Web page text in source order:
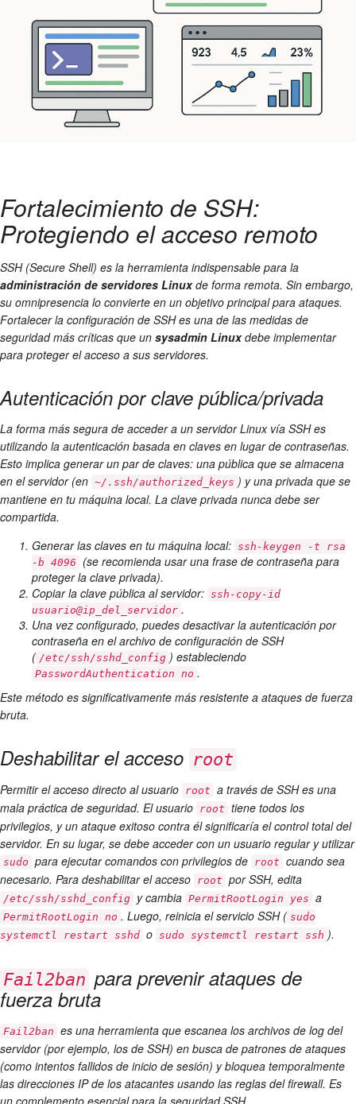
Fortalecimiento de SSH:
Protegiendo el acceso remoto
SSH (Secure Shell) es la herramienta indispensable para la
administración de servidores Linuxde forma remota. Sin embargo,
su omnipresencia lo convierte en un objetivo principal para ataques.
Fortalecer la configuración de SSH es una de las medidas de
seguridad más críticas que un sysadmin Linuxdebe implementar
para proteger el acceso a sus servidores.
Autenticación por clave pública/privada
La forma más segura de acceder a un servidor Linux vía SSH es
utilizando la autenticación basada en claves en lugar de contraseñas.
Esto implica generar un par de claves: una pública que se almacena
en el servidor (en ~/.ssh/authorized_keys ) y una privada que se
mantiene en tu máquina local. La clave privada nunca debe ser
compartida.
Generar las claves en tu máquina local: ssh-keygen -t rsa
-b 4096
(se recomienda usar una frase de contraseña para
proteger la clave privada).
Copiar la clave pública al servidor: ssh-copy-id
usuario@ip_del_servidor .
Una vez configurado, puedes desactivar la autenticación por
contraseña en el archivo de configuración de SSH
( /etc/ssh/sshd_config ) estableciendo
PasswordAuthentication no .
Este método es significativamente más resistente a ataques de fuerza
bruta.
Deshabilitar el acceso root
Permitir el acceso directo al usuario root a través de SSH es una
mala práctica de seguridad. El usuario root tiene todos los
privilegios, y un ataque exitoso contra él significaría el control total del
servidor. En su lugar, se debe acceder con un usuario regular y utilizar
sudo para ejecutar comandos con privilegios de root cuando sea
necesario. Para deshabilitar el acceso root por SSH, edita
/etc/ssh/sshd_config y cambia PermitRootLogin yes a
PermitRootLogin no . Luego, reinicia el servicio SSH ( sudo
systemctl restart sshd o sudo systemctl restart ssh ).
Fail2ban para prevenir ataques de
fuerza bruta
Fail2ban es una herramienta que escanea los archivos de log del
servidor (por ejemplo, los de SSH) en busca de patrones de ataques
(como intentos fallidos de inicio de sesión) y bloquea temporalmente
las direcciones IP de los atacantes usando las reglas del firewall. Es